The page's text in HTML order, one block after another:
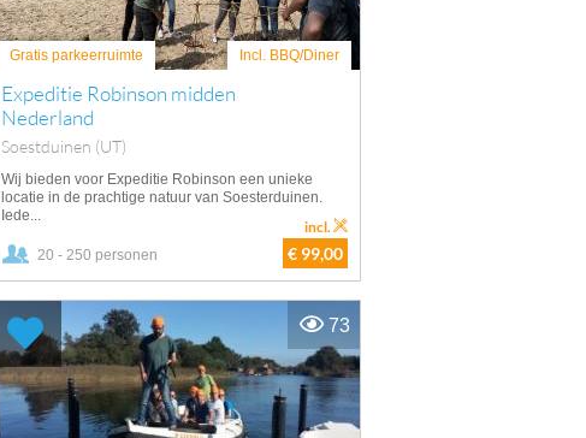
Gratis parkeerruimte Incl. BBQ/Diner
Expeditie Robinson midden
Nederland
Soestduinen (UT)
Wij bieden voor Expeditie Robinson een unieke
locatie in de prachtige natuur van Soesterduinen.
Iede...
20 - 250 personen € 99,00
incl.
73